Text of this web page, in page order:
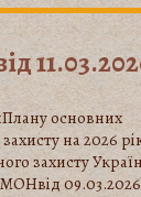
основних
на 2026
захисту